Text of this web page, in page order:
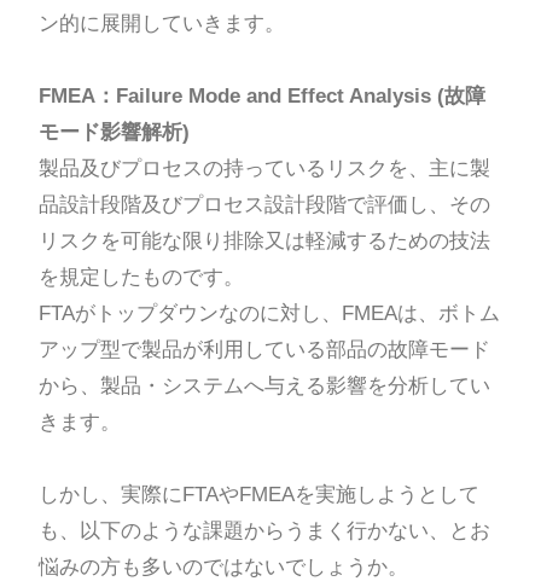
ン的に展開していきます。
FMEA：Failure Mode and Effect Analysis (故障
モード影響解析)
製品及びプロセスの持っているリスクを、主に製
品設計段階及びプロセス設計段階で評価し、その
リスクを可能な限り排除又は軽減するための技法
を規定したものです。
FTAがトップダウンなのに対し、FMEAは、ボトム
アップ型で製品が利用している部品の故障モード
から、製品・システムへ与える影響を分析してい
きます。
しかし、実際にFTAやFMEAを実施しようとして
も、以下のような課題からうまく行かない、とお
悩みの方も多いのではないでしょうか。